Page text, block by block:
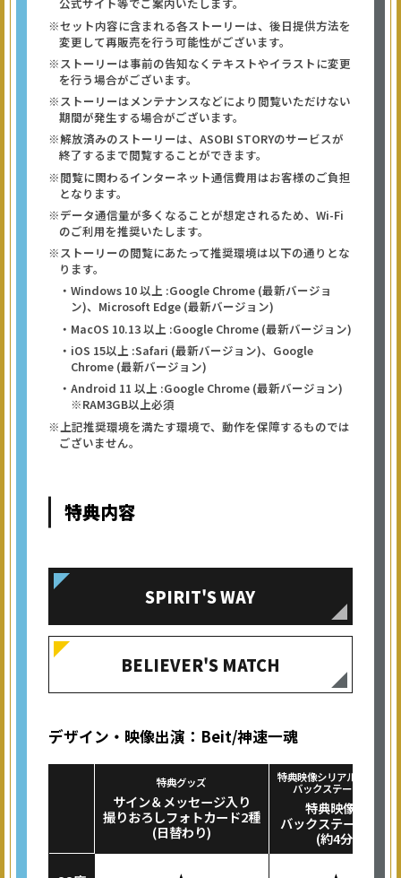
公式サイト等でご案内いたします。
※セット内容に含まれる各ストーリーは、後日提供方法を
変更して再販売を行う可能性がございます。
※ストーリーは事前の告知なくテキストやイラストに変更
を行う場合がございます。
※ストーリーはメンテナンスなどにより閲覧いただけない
期間が発生する場合がございます。
※解放済みのストーリーは、ASOBI STORYのサービスが
終了するまで閲覧することができます。
※閲覧に関わるインターネット通信費用はお客様のご負担
となります。
※データ通信量が多くなることが想定されるため、Wi-Fi
のご利用を推奨いたします。
※ストーリーの閲覧にあたって推奨環境は以下の通りとな
ります。
・Windows 10 以上 :Google Chrome (最新バージョ
ン)、Microsoft Edge (最新バージョン)
・MacOS 10.13 以上 :Google Chrome (最新バージョン)
・iOS 15以上 :Safari (最新バージョン)、Google
Chrome (最新バージョン)
・Android 11 以上 :Google Chrome (最新バージョン)
※RAM3GB以上必須
※上記推奨環境を満たす環境で、動作を保障するものでは
ございません。
特典内容
SPIRIT'S WAY
BELIEVER'S MATCH
デザイン・映像出演：Beit/神速一魂
特典グッズ
サイン＆メッセージ入り
撮りおろしフォトカード2種
(日替わり)
特典映像シリアルコード付
バックステージパス
特典映像①
バックステージ映像
(約4分)